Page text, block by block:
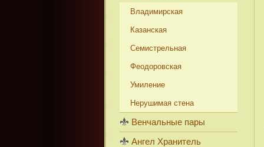
Владимирская
Казанская
Семистрельная
Феодоровская
Умиление
Нерушимая стена
Венчальные пары
Ангел Хранитель